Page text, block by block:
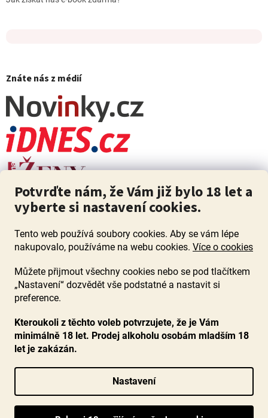
Potvrďte nám, že Vám již bylo 18 let a
vyberte si nastavení cookies.
Tento web používá soubory cookies. Aby se vám lépe
nakupovalo, používáme na webu cookies. Více o cookies
Můžete přijmout všechny cookies nebo se pod tlačítkem
„Nastavení“ dozvědět vše podstatné a nastavit si
preference.
Kteroukoli z těchto voleb potvrzujete, že je Vám
minimálně 18 let. Prodej alkoholu osobám mladším 18
let je zakázán.
Nastavení
Znáte nás z médií
ZÁKAZ PRODEJE ALKOHOLU OSOBÁM MLADŠÍM 18 LET. Pijte s
mírou i když pijete s Mírou.
Copyright 2026www.ocenenavina.cz. Všechna práva vyhrazena.